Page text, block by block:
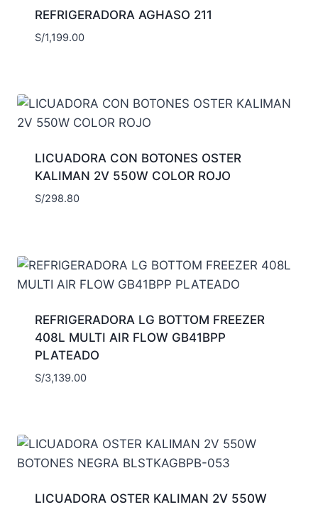
REFRIGERADORA AGHASO 211
S/1,199.00
LICUADORA CON BOTONES OSTER
KALIMAN 2V 550W COLOR ROJO
S/298.80
REFRIGERADORA LG BOTTOM FREEZER
408L MULTI AIR FLOW GB41BPP
PLATEADO
S/3,139.00
LICUADORA OSTER KALIMAN 2V 550W